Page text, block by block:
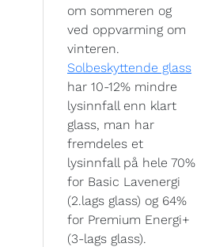
om sommeren og
ved oppvarming om
vinteren.
Solbeskyttende glass
har 10-12% mindre
lysinnfall enn klart
glass, man har
fremdeles et
lysinnfall på hele 70%
for Basic Lavenergi
(2.lags glass) og 64%
for Premium Energi+
(3-lags glass).